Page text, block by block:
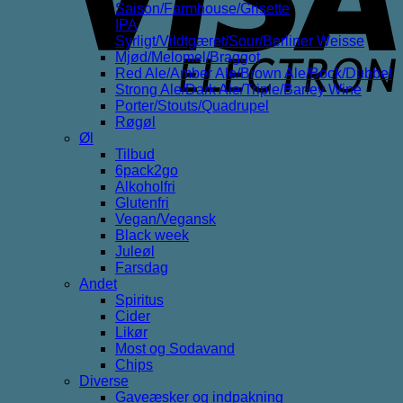
Saison/Farmhouse/Grisette
IPA
Syrligt/Vildtgæret/Sour/Berliner Weisse
Mjød/Melomel/Braggot
Red Ale/Amber Ale/Brown Ale/Bock/Dubbel
Strong Ale/Dark Ale/Triple/Barley Wine
Porter/Stouts/Quadrupel
Røgøl
Øl
Tilbud
6pack2go
Alkoholfri
Glutenfri
Vegan/Vegansk
Black week
Juleøl
Farsdag
Andet
Spiritus
Cider
Likør
Most og Sodavand
Chips
Diverse
Gaveæsker og indpakning